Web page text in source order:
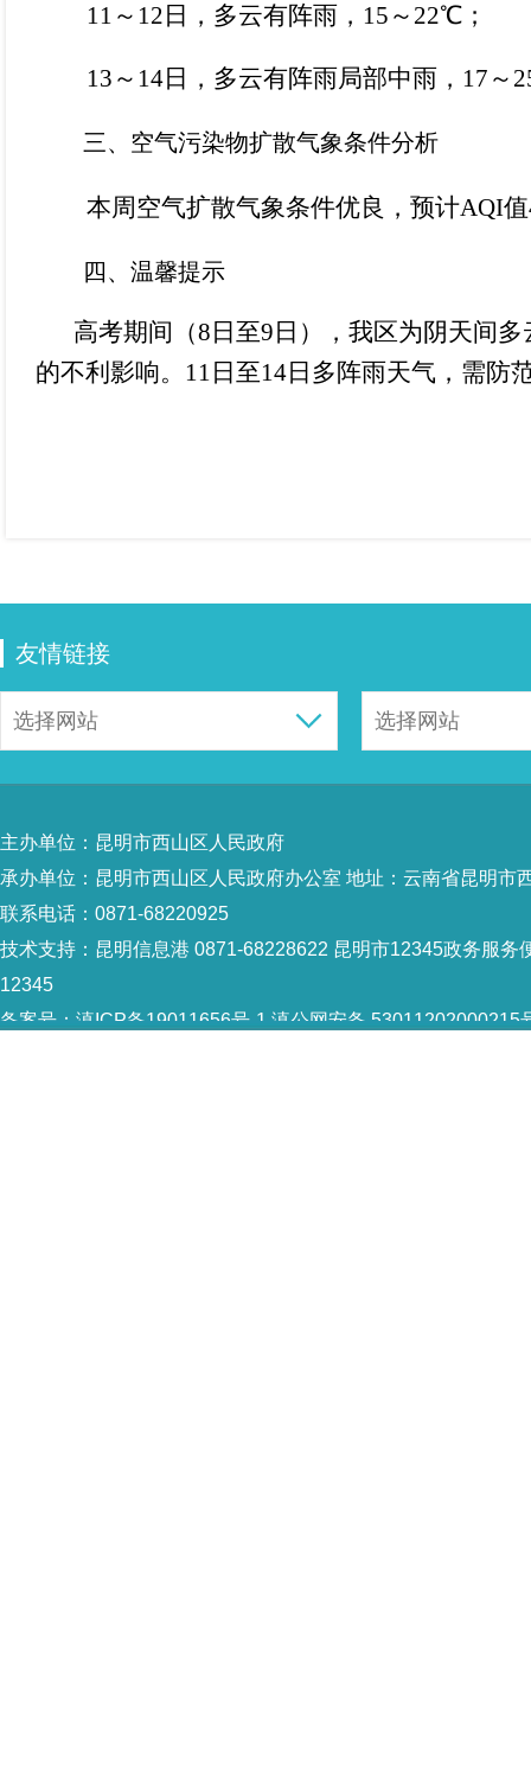
11～12日，多云有阵雨，15～22℃；
13～14日，多云有阵雨局部中雨，17～
三、空气污染物扩散气象条件分析
本周空气扩散气象条件优良，预计AQI
四 、 温馨提示
高考期间（8日至9日），我区为阴天间
的不利影响。11日至14日多阵雨天气，需防
友情链接
主办单位：昆明市西山区人民政府
承办单位：昆明市西山区人民政府办公室 地址：云南省昆明市
联系电话：0871-68220925
技术支持： 昆明信息港 0871-68228622 昆明市12345政务服务
12345
备案号： 滇ICP备19011656号-1 滇公网安备 53011202000215